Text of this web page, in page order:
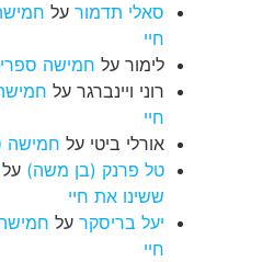
סאלי תדמור על
חיי
לימור על חמישה
רוני ויינברגר על
חיי
אורלי ביטי על חמישה
טל פרנק (בן משה) על
ששינו את חיי
יעל בריסקר על
חיי